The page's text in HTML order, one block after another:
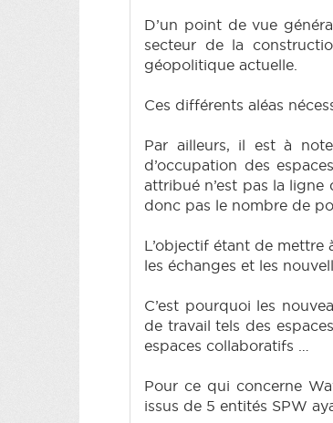
D’un point de vue
secteur de la
géopolitique actuelle.
Ces différents aléas
Par ailleurs, il est à
d’occupation des
attribué n’est pas la
donc pas le nombre de
L’objectif étant de
les échanges et les
C’est pourquoi les
de travail tels des
espaces collaboratifs …
Pour ce qui concerne
issus de 5 entités SPW